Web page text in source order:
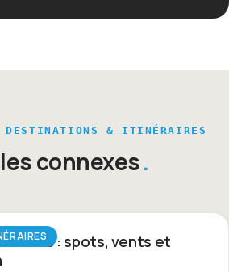
& ITINÉRAIRES
connexes
: spots, vents et